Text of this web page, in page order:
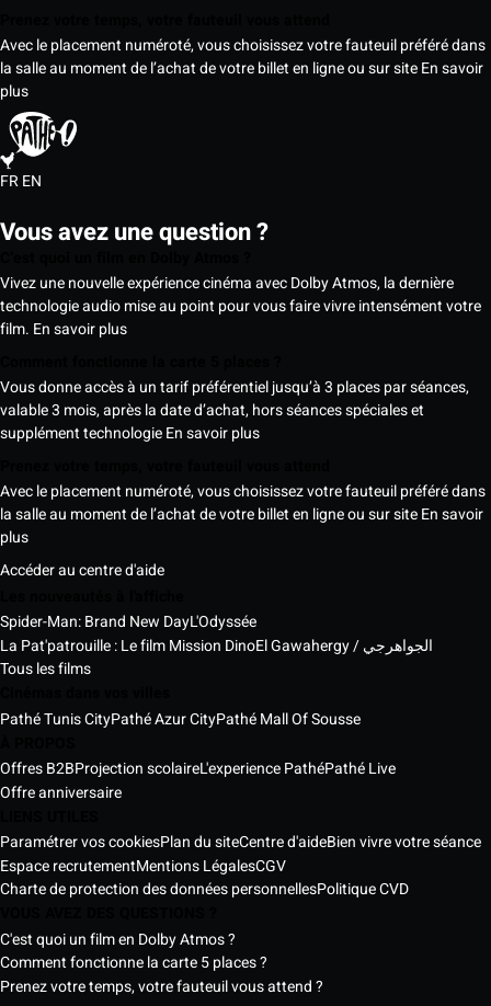
Avec le placement numéroté, vous choisissez votre fauteuil préféré dans
la salle au moment de l’achat de votre billet en ligne ou sur siteEn savoir
plus
FREN
Vous avez une question ?
Vivez une nouvelle expérience cinéma avec Dolby Atmos, la dernière
technologie audio mise au point pour vous faire vivre intensément votre
film. En savoir plus
Vous donne accès à un tarif préférentiel jusqu’à 3 places par séances,
valable 3 mois, après la date d’achat, hors séances spéciales et
supplément technologieEn savoir plus
Avec le placement numéroté, vous choisissez votre fauteuil préféré dans
la salle au moment de l’achat de votre billet en ligne ou sur siteEn savoir
plus
Accéder au centre d'aide
Spider-Man: Brand New DayL'Odyssée
La Pat'patrouille : Le film Mission Dino
El Gawahergy / الجواهرجي
Tous les films
Pathé Tunis CityPathé Azur CityPathé Mall Of Sousse
Offres B2BProjection scolaireL'experience PathéPathé Live
Offre anniversaire
Paramétrer vos cookiesPlan du siteCentre d'aideBien vivre votre séance
Espace recrutementMentions LégalesCGV
Charte de protection des données personnellesPolitique CVD
C'est quoi un film en Dolby Atmos ?
Comment fonctionne la carte 5 places ?
Prenez votre temps, votre fauteuil vous attend ?